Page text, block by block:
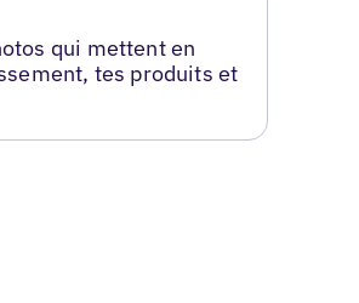
qui mettent en
tes produits et